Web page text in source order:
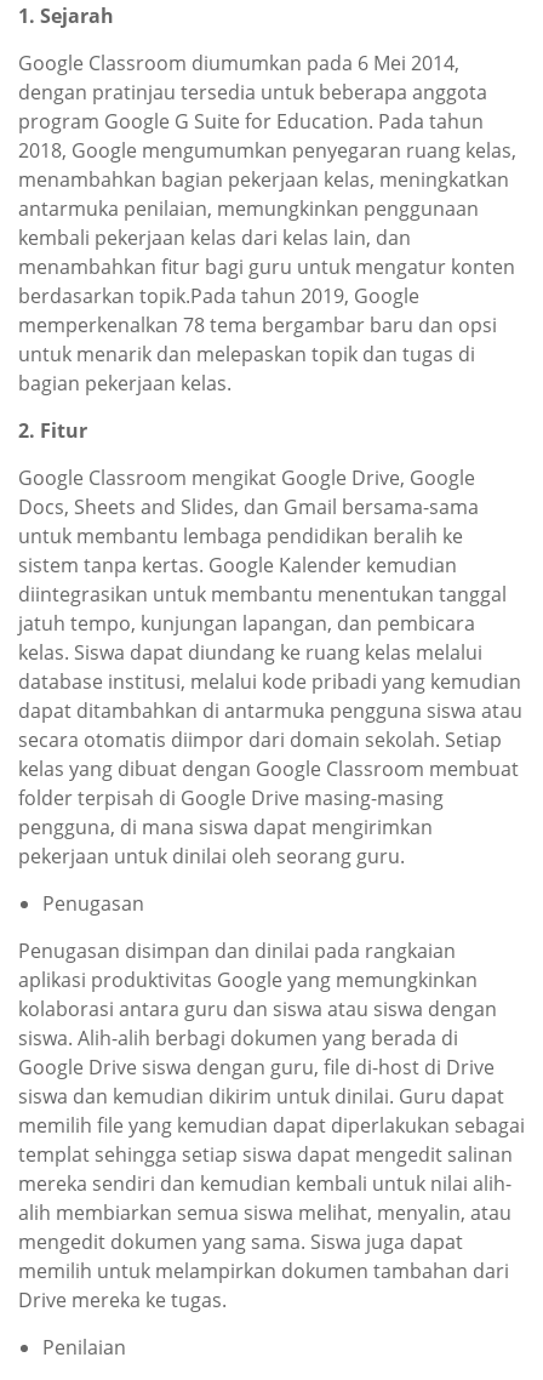
1. Sejarah
Google Classroom diumumkan pada 6 Mei 2014,
dengan pratinjau tersedia untuk beberapa anggota
program Google G Suite for Education. Pada tahun
2018, Google mengumumkan penyegaran ruang kelas,
menambahkan bagian pekerjaan kelas, meningkatkan
antarmuka penilaian, memungkinkan penggunaan
kembali pekerjaan kelas dari kelas lain, dan
menambahkan fitur bagi guru untuk mengatur konten
berdasarkan topik.Pada tahun 2019, Google
memperkenalkan 78 tema bergambar baru dan opsi
untuk menarik dan melepaskan topik dan tugas di
bagian pekerjaan kelas.
2. Fitur
Google Classroom mengikat Google Drive, Google
Docs, Sheets and Slides, dan Gmail bersama-sama
untuk membantu lembaga pendidikan beralih ke
sistem tanpa kertas. Google Kalender kemudian
diintegrasikan untuk membantu menentukan tanggal
jatuh tempo, kunjungan lapangan, dan pembicara
kelas. Siswa dapat diundang ke ruang kelas melalui
database institusi, melalui kode pribadi yang kemudian
dapat ditambahkan di antarmuka pengguna siswa atau
secara otomatis diimpor dari domain sekolah. Setiap
kelas yang dibuat dengan Google Classroom membuat
folder terpisah di Google Drive masing-masing
pengguna, di mana siswa dapat mengirimkan
pekerjaan untuk dinilai oleh seorang guru.
Penugasan
Penugasan disimpan dan dinilai pada rangkaian
aplikasi produktivitas Google yang memungkinkan
kolaborasi antara guru dan siswa atau siswa dengan
siswa. Alih-alih berbagi dokumen yang berada di
Google Drive siswa dengan guru, file di-host di Drive
siswa dan kemudian dikirim untuk dinilai. Guru dapat
memilih file yang kemudian dapat diperlakukan sebagai
templat sehingga setiap siswa dapat mengedit salinan
mereka sendiri dan kemudian kembali untuk nilai alih-
alih membiarkan semua siswa melihat, menyalin, atau
mengedit dokumen yang sama. Siswa juga dapat
memilih untuk melampirkan dokumen tambahan dari
Drive mereka ke tugas.
Penilaian